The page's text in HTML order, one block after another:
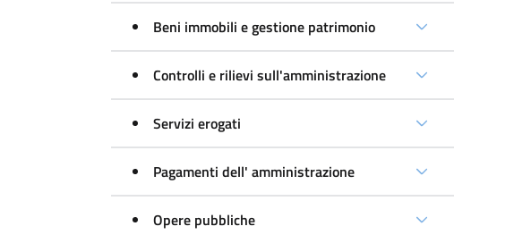
Beni immobili e gestione patrimonio
Controlli e rilievi sull'amministrazione
Servizi erogati
Pagamenti dell' amministrazione
Opere pubbliche